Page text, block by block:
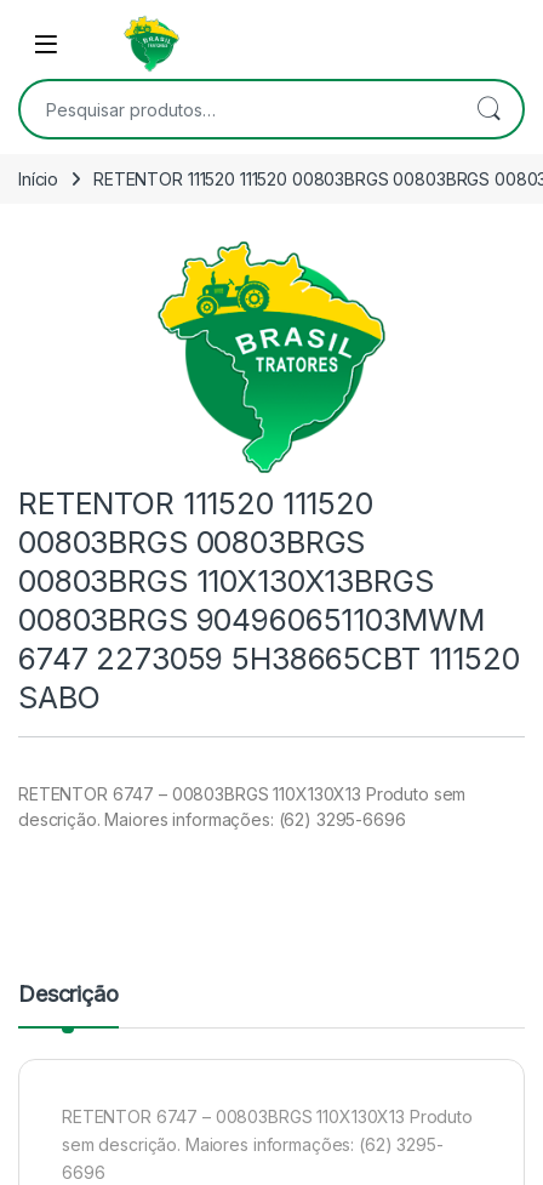
Skip to navigation
Open
Pesquisar por:
Início RETENTOR 111520 111520 00803BRGS 00803BRGS
RETENTOR 111520 111520
00803BRGS 00803BRGS
00803BRGS 110X130X13BRGS
00803BRGS 904960651103MWM
6747 2273059 5H38665CBT 111520
SABO
RETENTOR 6747 – 00803BRGS 110X130X13 Produto sem
descrição. Maiores informações: (62) 3295-6696
Descrição
RETENTOR 6747 – 00803BRGS 110X130X13 Produto
sem descrição. Maiores informações: (62) 3295-
6696